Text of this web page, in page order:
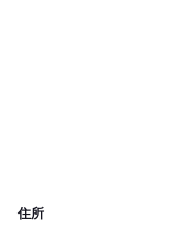
住所